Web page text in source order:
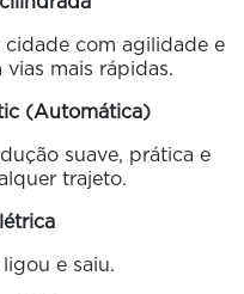
cidade com agilidade e
vias mais rápidas.
(Automática)
suave, prática e
trajeto.
e saiu.